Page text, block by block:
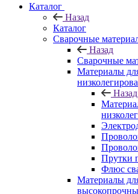
Каталог
Назад
Каталог
Сварочные
Назад
Сварочные
Материалы
Назад
Прутки
Флюс
Материалы